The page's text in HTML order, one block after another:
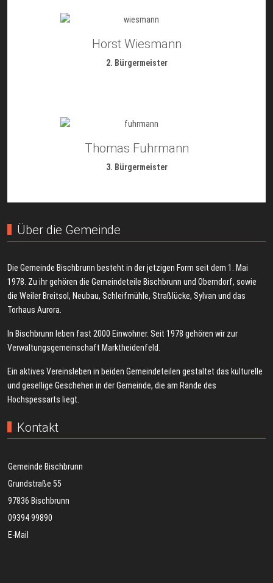
Horst Wiesmann
2. Bürgermeister
Thomas Fuhrmann
3. Bürgermeister
Über die Gemeinde
Die Gemeinde Bischbrunn besteht in der jetzigen Form seit dem 1. Mai
1978. Zu ihr gehören die Gemeindeteile Bischbrunn und Oberndorf, sowie
die Weiler Breitsol, Neubau, Schleifmühle, Straßlücke, Sylvan und das
Torhaus Aurora.
In Bischbrunn leben fast 2000 Einwohner. Seit 1978 gehören wir zur
Verwaltungsgemeinschaft Marktheidenfeld.
Ein aktives Vereinsleben in beiden Gemeindeteilen gestaltet das kulturelle
und gesellige Geschehen in der Gemeinde, die am Rande des
Hochspessarts liegt.
Kontakt
Gemeinde Bischbrunn
Grundstraße 55
97836 Bischbrunn
09394 99890
E-Mail